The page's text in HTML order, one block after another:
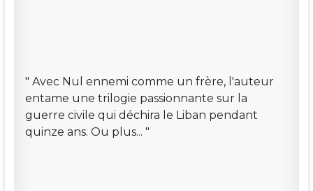
" Avec Nul ennemi comme un frère, l'auteur
entame une trilogie passionnante sur la
guerre civile qui déchira le Liban pendant
quinze ans. Ou plus... "